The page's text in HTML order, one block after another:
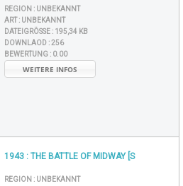
REGION : UNBEKANNT
ART : UNBEKANNT
DATEIGRÖSSE : 195,34 KB
DOWNLAOD :256
BEWERTUNG : 0.00
WEITERE INFOS
1943 : THE BATTLE OF MIDWAY [S
REGION : UNBEKANNT